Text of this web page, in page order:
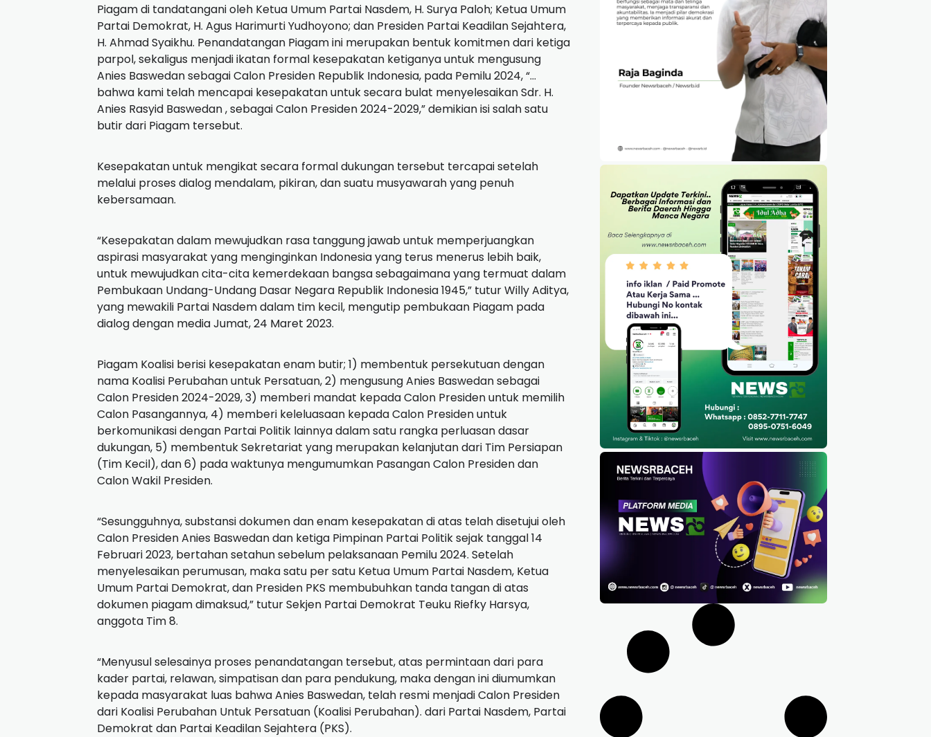
Piagam di tandatangani oleh Ketua Umum Partai Nasdem, H. Surya Paloh; Ketua Umum
Partai Demokrat, H. Agus Harimurti Yudhoyono; dan Presiden Partai Keadilan Sejahtera,
H. Ahmad Syaikhu. Penandatangan Piagam ini merupakan bentuk komitmen dari ketiga
parpol, sekaligus menjadi ikatan formal kesepakatan ketiganya untuk mengusung
Anies Baswedan sebagai Calon Presiden Republik Indonesia, pada Pemilu 2024, “…
bahwa kami telah mencapai kesepakatan untuk secara bulat menyelesaikan Sdr. H.
Anies Rasyid Baswedan , sebagai Calon Presiden 2024-2029,” demikian isi salah satu
butir dari Piagam tersebut.
Kesepakatan untuk mengikat secara formal dukungan tersebut tercapai setelah
melalui proses dialog mendalam, pikiran, dan suatu musyawarah yang penuh
kebersamaan.
“Kesepakatan dalam mewujudkan rasa tanggung jawab untuk memperjuangkan
aspirasi masyarakat yang menginginkan Indonesia yang terus menerus lebih baik,
untuk mewujudkan cita-cita kemerdekaan bangsa sebagaimana yang termuat dalam
Pembukaan Undang-Undang Dasar Negara Republik Indonesia 1945,” tutur Willy Aditya,
yang mewakili Partai Nasdem dalam tim kecil, mengutip pembukaan Piagam pada
dialog dengan media Jumat, 24 Maret 2023.
Piagam Koalisi berisi kesepakatan enam butir; 1) membentuk persekutuan dengan
nama Koalisi Perubahan untuk Persatuan, 2) mengusung Anies Baswedan sebagai
Calon Presiden 2024-2029, 3) memberi mandat kepada Calon Presiden untuk memilih
Calon Pasangannya, 4) memberi keleluasaan kepada Calon Presiden untuk
berkomunikasi dengan Partai Politik lainnya dalam satu rangka perluasan dasar
dukungan, 5) membentuk Sekretariat yang merupakan kelanjutan dari Tim Persiapan
(Tim Kecil), dan 6) pada waktunya mengumumkan Pasangan Calon Presiden dan
Calon Wakil Presiden.
“Sesungguhnya, substansi dokumen dan enam kesepakatan di atas telah disetujui oleh
Calon Presiden Anies Baswedan dan ketiga Pimpinan Partai Politik sejak tanggal 14
Februari 2023, bertahan setahun sebelum pelaksanaan Pemilu 2024. Setelah
menyelesaikan perumusan, maka satu per satu Ketua Umum Partai Nasdem, Ketua
Umum Partai Demokrat, dan Presiden PKS membubuhkan tanda tangan di atas
dokumen piagam dimaksud,” tutur Sekjen Partai Demokrat Teuku Riefky Harsya,
anggota Tim 8.
“Menyusul selesainya proses penandatangan tersebut, atas permintaan dari para
kader partai, relawan, simpatisan dan para pendukung, maka dengan ini diumumkan
kepada masyarakat luas bahwa Anies Baswedan, telah resmi menjadi Calon Presiden
dari Koalisi Perubahan Untuk Persatuan (Koalisi Perubahan). dari Partai Nasdem, Partai
Demokrat dan Partai Keadilan Sejahtera (PKS).